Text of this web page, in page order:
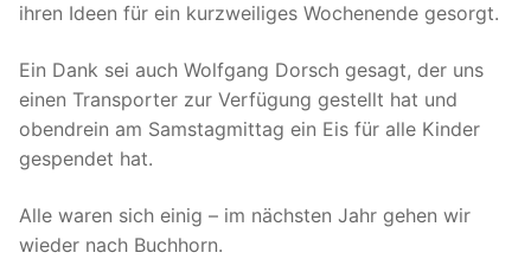
ihren Ideen für ein kurzweiliges Wochenende gesorgt.
Ein Dank sei auch Wolfgang Dorsch gesagt, der uns
einen Transporter zur Verfügung gestellt hat und
obendrein am Samstagmittag ein Eis für alle Kinder
gespendet hat.
Alle waren sich einig – im nächsten Jahr gehen wir
wieder nach Buchhorn.